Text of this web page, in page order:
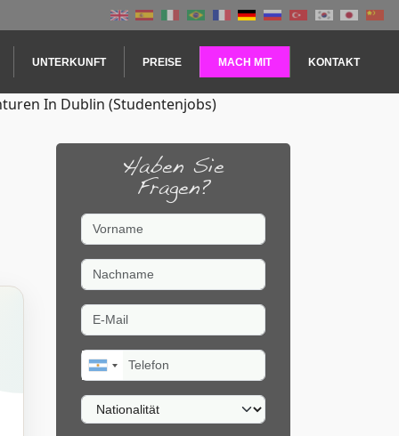
UNTERKUNFT PREISE MACH MIT KONTAKT
In Dublin (Studentenjobs)
Haben Sie
Fragen?
Vorname
Nachname
E-Mail
Telefon
Nationalität